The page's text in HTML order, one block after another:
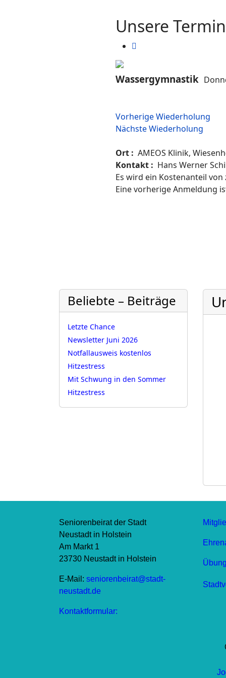
Unsere
Wassergymnastik
Vorherige Wiederholung
Nächste Wiederholung
Ort : AMEOS Klinik,
Kontakt : Hans Werner
Es wird ein Kostenanteil
Eine vorherige Anmeldung
Beliebte – Beiträge
Letzte Chance
Newsletter Juni 2026
Notfallausweis kostenlos
Hitzestress
Mit Schwung in den Sommer
Hitzestress
Seniorenbeirat der Stadt
Neustadt in Holstein
Am Markt 1
23730 Neustadt in Holstein
E-Mail: seniorenbeirat@stadt-
neustadt.de
Kontaktformular: